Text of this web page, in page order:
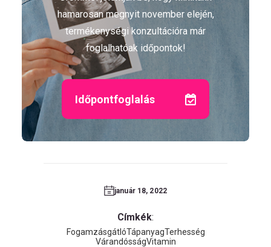
hamarosan megnyit november elején,
termékenységi konzultációra már
foglalhatóak időpontok!
Időpontfoglalás
január 18, 2022
Címkék:
FogamzásgátlóTápanyagTerhesség
VárandósságVitamin